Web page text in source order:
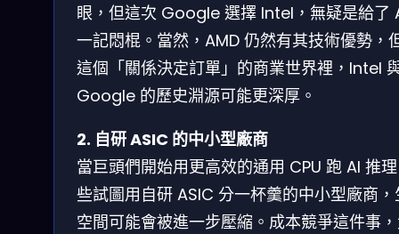
眼，但這次 Google 選擇 Intel，無疑是給了
一記悶棍。當然，AMD 仍然有其技術優勢，
這個「關係決定訂單」的商業世界裡，Intel
Google 的歷史淵源可能更深厚。
2. 自研 ASIC 的中小型廠商
當巨頭們開始用更高效的通用 CPU 跑 AI 推
些試圖用自研 ASIC 分一杯羹的中小型廠商，
空間可能會被進一步壓縮。成本競爭這件事